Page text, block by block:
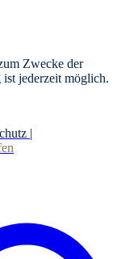
Zwecke der
jederzeit möglich.
|